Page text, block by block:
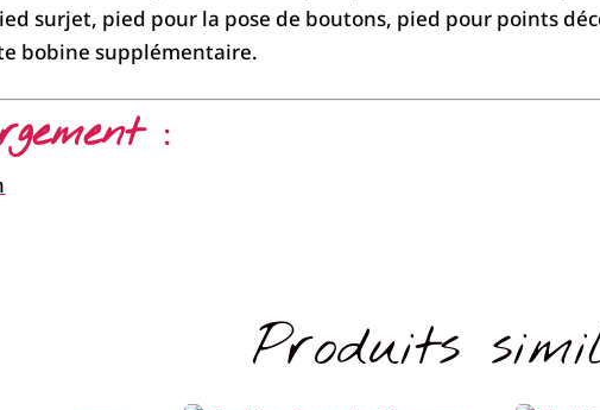
surjet, pied pour la pose de boutons, pied pour points
bobine supplémentaire.
:
Produits